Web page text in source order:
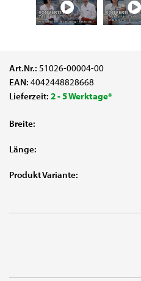
Art.Nr.: 51026-00004-00
EAN: 4042448828668
Lieferzeit: 2 - 5 Werktage*
Breite:
Länge:
Produkt Variante: